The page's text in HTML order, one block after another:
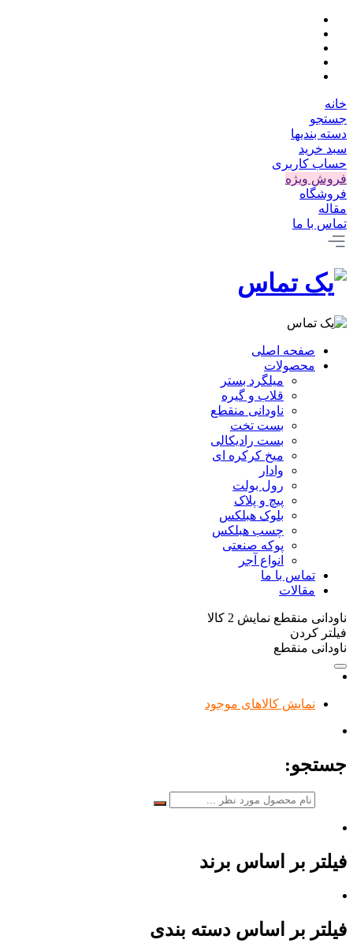
خانه
جستجو
دسته بندیها
سبد خرید
حساب کاربری
فروش ویژه
فروشگاه
مقاله
تماس با ما
صفحه اصلی
محصولات
میلگرد بستر
قلاب و گیره
ناودانی منقطع
بست تخت
بست رادیکالی
میخ کرکره ای
وادار
رول بولت
پیچ و پلاک
بلوک هبلکس
چسب هبلکس
پوکه صنعتی
انواع آجر
تماس با ما
مقالات
ناودانی منقطع نمایش 2 کالا
فیلتر کردن
ناودانی منقطع
نمایش کالاهای موجود
جستجو:
فیلتر بر اساس برند
فیلتر بر اساس دسته بندی